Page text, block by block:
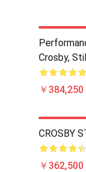
Crosby,
￥
CROSBY
￥